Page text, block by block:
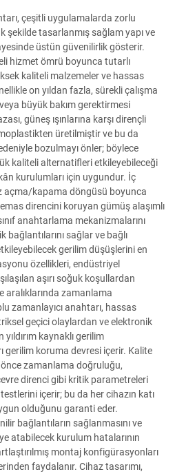
çeşitli uygulamalarda zorlu
şekilde tasarlanmış sağlam yapı ve
üstün güvenilirlik gösterir.
hizmet ömrü boyunca tutarlı
kaliteli malzemeler ve hassas
on yıldan fazla, sürekli çalışma
büyük bakım gerektirmesi
güneş ışınlarına karşı dirençli
üretilmiştir ve bu da
bozulmayı önler; böylece
kaliteli alternatifleri etkileyebileceği
kurulumları için uygundur. İç
açma/kapama döngüsü boyunca
direncini koruyan gümüş alaşımlı
anahtarlama mekanizmalarını
bağlantılarını sağlar ve bağlı
gerilim düşüşlerini en
özellikleri, endüstriyel
aşırı soğuk koşullardan
aralıklarında zamanlama
zamanlayıcı anahtarı, hassas
geçici olaylardan ve elektronik
kaynaklı gerilim
gerilim koruma devresi içerir. Kalite
zamanlama doğruluğu,
direnci gibi kritik parametreleri
içerir; bu da her cihazın katı
olduğunu garanti eder.
bağlantıların sağlanmasını ve
atabilecek kurulum hatalarının
montaj konfigürasyonları
faydalanır. Cihaz tasarımı,